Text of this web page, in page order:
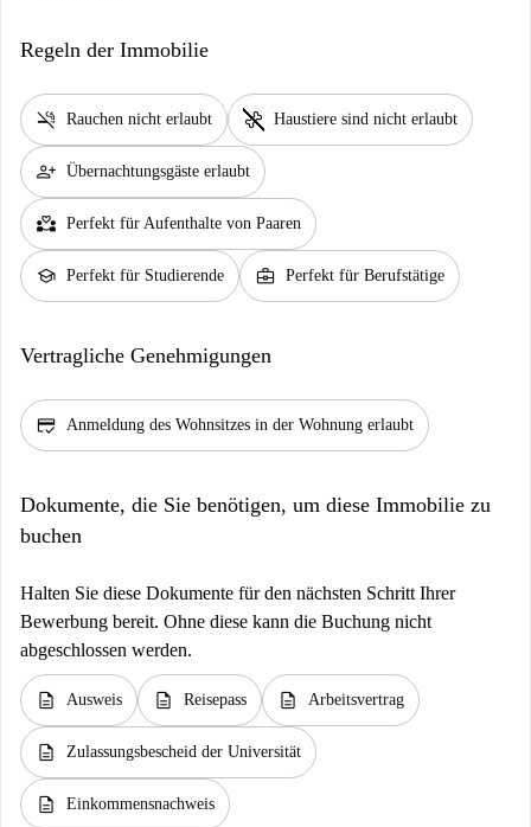
Regeln der Immobilie
smoke_free Rauchen nicht erlaubt pet_supplies Haustiere sind nicht erlaubt
person_add Übernachtungsgäste erlaubt
partner_heart Perfekt für Aufenthalte von Paaren
school Perfekt für Studierende business_center Perfekt für Berufstätige
Vertragliche Genehmigungen
credit_score Anmeldung des Wohnsitzes in der Wohnung erlaubt
Dokumente, die Sie benötigen, um diese Immobilie zu
buchen
Halten Sie diese Dokumente für den nächsten Schritt Ihrer
Bewerbung bereit. Ohne diese kann die Buchung nicht
abgeschlossen werden.
description Ausweis description Reisepass description Arbeitsvertrag
description Zulassungsbescheid der Universität
description Einkommensnachweis